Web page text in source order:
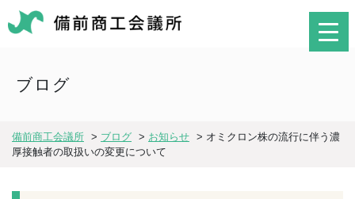
ブログ
備前商工会議所 > ブログ > お知らせ > オミクロン株の流行に伴う濃
厚接触者の取扱いの変更について